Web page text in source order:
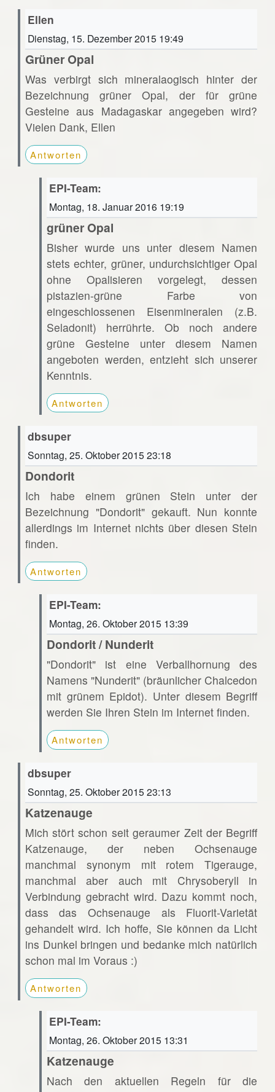
Ellen
Dienstag, 15. Dezember 2015 19:49
Grüner Opal
Was verbirgt sich mineralaogisch hinter der
Bezeichnung grüner Opal, der für grüne
Gesteine aus Madagaskar angegeben wird?
Vielen Dank, Ellen
Antworten
EPI-Team:
Montag, 18. Januar 2016 19:19
grüner Opal
Bisher wurde uns unter diesem Namen
stets echter, grüner, undurchsichtiger Opal
ohne Opalisieren vorgelegt, dessen
pistazien-grüne Farbe von
eingeschlossenen Eisenmineralen (z.B.
Seladonit) herrührte. Ob noch andere
grüne Gesteine unter diesem Namen
angeboten werden, entzieht sich unserer
Kenntnis.
Antworten
dbsuper
Sonntag, 25. Oktober 2015 23:18
Dondorit
Ich habe einem grünen Stein unter der
Bezeichnung "Dondorit" gekauft. Nun konnte
allerdings im Internet nichts über diesen Stein
finden.
Antworten
EPI-Team:
Montag, 26. Oktober 2015 13:39
Dondorit / Nunderit
"Dondorit" ist eine Verballhornung des
Namens "Nunderit" (bräunlicher Chalcedon
mit grünem Epidot). Unter diesem Begriff
werden Sie Ihren Stein im Internet finden.
Antworten
dbsuper
Sonntag, 25. Oktober 2015 23:13
Katzenauge
Mich stört schon seit geraumer Zeit der Begriff
Katzenauge, der neben Ochsenauge
manchmal synonym mit rotem Tigerauge,
manchmal aber auch mit Chrysoberyll in
Verbindung gebracht wird. Dazu kommt noch,
dass das Ochsenauge als Fluorit-Varietät
gehandelt wird. Ich hoffe, Sie können da Licht
ins Dunkel bringen und bedanke mich natürlich
schon mal im Voraus :)
Antworten
EPI-Team:
Montag, 26. Oktober 2015 13:31
Katzenauge
Nach den aktuellen Regeln für die